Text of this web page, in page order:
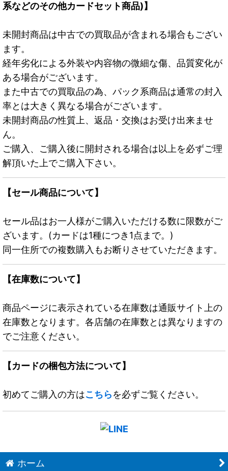
系などのその他カードセット商品)】
未開封商品は中古での買取品が含まれる場合もござい
ます。
経年劣化による外装や内容物の微細な傷、品質変化が
ある場合がございます。
また中古での買取品の為、パック系商品は通常の封入
率とは大きく異なる場合がございます。
未開封商品の性質上、返品・交換はお受け出来ませ
ん。
ご購入、ご購入後に開封される場合は以上を必ずご理
解頂いた上でご購入下さい。
【セール商品について】
セール品はお一人様がご購入いただける数に限数がご
ざいます。(カードは1種につき1点まで。)
同一住所での複数購入もお断りさせていただきます。
【在庫数について】
商品ページに表示されている在庫数は通販サイト上の
在庫数となります。各店舗の在庫数とは異なりますの
でご注意ください。
【カードの梱包方法について】
初めてご購入の方はこちらを必ずご覧ください。
ホーム